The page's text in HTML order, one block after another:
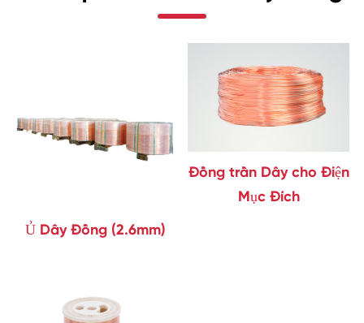
Ủ Dây Đồng (2.6mm)
Đồng trần Dây cho Điện
Mục Đích